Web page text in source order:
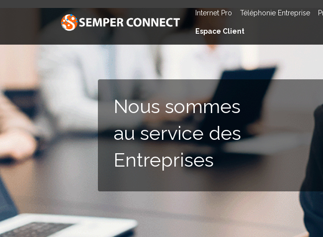
Internet Pro Téléphonie Entreprise
Espace Client
Nous sommes
au service des
Entreprises